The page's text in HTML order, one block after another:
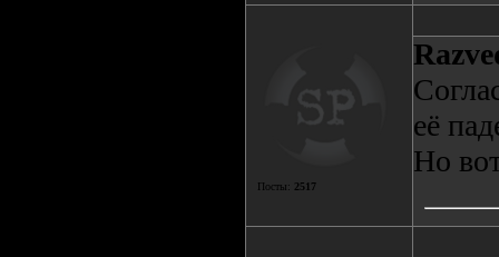
Посты: 2517
её
Но